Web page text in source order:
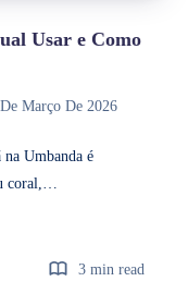
Usar e Como
Março De 2026
Umbanda é
coral,…
3 min read